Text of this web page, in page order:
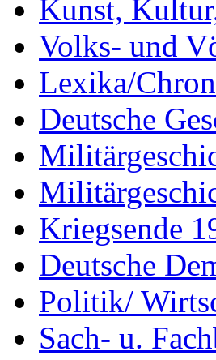
Kunst,
Volks- und
Lexika/
Deutsche
Kriegsende
Deutsche
Politik/
Sach- u.